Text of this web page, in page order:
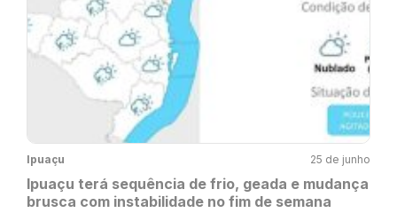
Ipuaçu 25 de junho
Ipuaçu terá sequência de frio, geada e mudança
brusca com instabilidade no fim de semana